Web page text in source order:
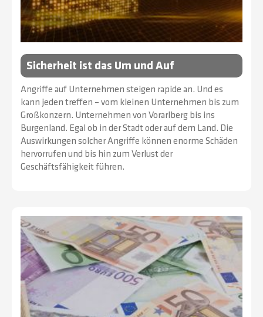
Sicherheit ist das Um und Auf
Angriffe auf Unternehmen steigen rapide an. Und es
kann jeden treffen – vom kleinen Unternehmen bis zum
Großkonzern. Unternehmen von Vorarlberg bis ins
Burgenland. Egal ob in der Stadt oder auf dem Land. Die
Auswirkungen solcher Angriffe können enorme Schäden
hervorrufen und bis hin zum Verlust der
Geschäftsfähigkeit führen.